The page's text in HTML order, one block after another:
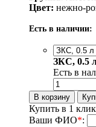
Цвет: нежно-
Есть в наличии:
ЗКС, 0.5
Есть в
Купить в 1 клик
Ваши ФИО*: